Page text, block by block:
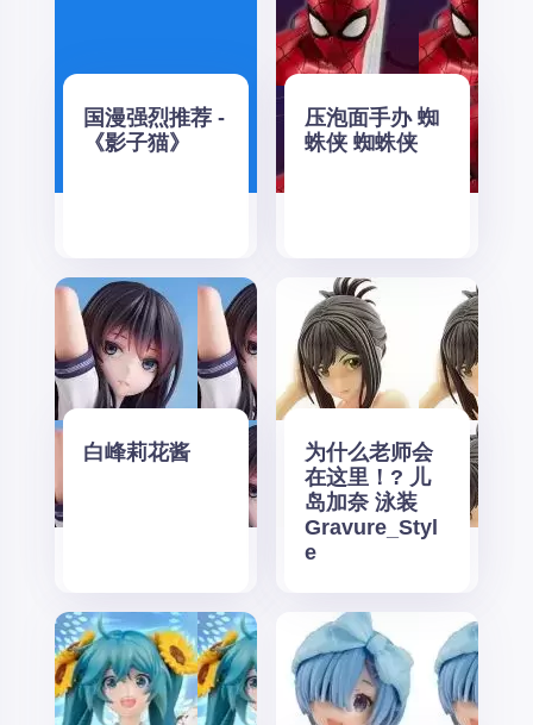
国漫强烈推荐 -
《影子猫》
压泡面手办 蜘
蛛侠 蜘蛛侠
白峰莉花酱
为什么老师会
在这里！? 儿
岛加奈 泳装
Gravure_Styl
e